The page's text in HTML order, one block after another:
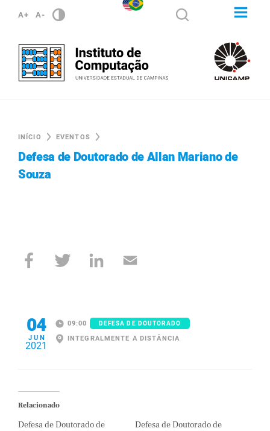
A+ A-
INÍCIO EVENTOS
Defesa de Doutorado de Allan Mariano de
Souza
04
JUN
2021
09:00 DEFESA DE DOUTORADO
INTEGRALMENTE A DISTÂNCIA
Relacionado
Defesa de Doutorado de
Defesa de Doutorado de